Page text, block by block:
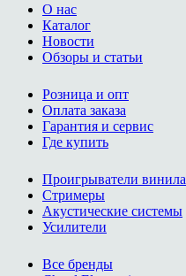
О нас
Каталог
Новости
Обзоры и статьи
Розница и опт
Оплата заказа
Гарантия и сервис
Где купить
Проигрыватели винила
Стримеры
Акустические системы
Усилители
Все бренды